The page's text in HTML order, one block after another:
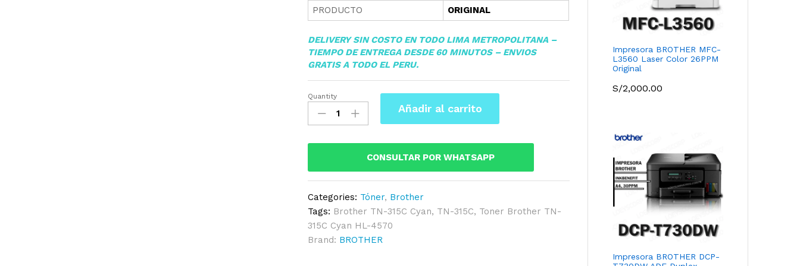
PRODUCTO ORIGINAL
DELIVERY SIN COSTO EN TODO LIMA METROPOLITANA –
TIEMPO DE ENTREGA DESDE 60 MINUTOS – ENVIOS
GRATIS A TODO EL PERU.
Toner
Brother
TN-
315C
HL-
4570,
MFC-
9970
Original
quantity
Quantity
Añadir al carrito
CONSULTAR POR WHATSAPP
Categories: Tóner, Brother
Tags: Brother TN-315C Cyan, TN-315C, Toner Brother TN-
315C Cyan HL-4570
Brand: BROTHER
Impresora BROTHER MFC-
L3560 Laser Color 26PPM
Original
S/2,000.00
Impresora BROTHER DCP-